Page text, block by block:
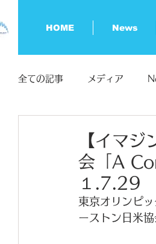
HOME News
全ての記事 メディア
【イマ
会「A
１.7.29
東京オリンピ
ーストン日米